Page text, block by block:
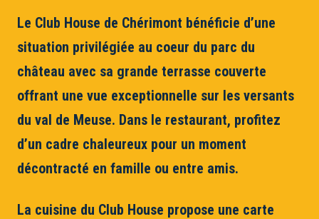
Le Club House de Chérimont bénéficie d’une
situation privilégiée au coeur du parc du
château avec sa grande terrasse couverte
offrant une vue exceptionnelle sur les versants
du val de Meuse. Dans le restaurant, profitez
d’un cadre chaleureux pour un moment
décontracté en famille ou entre amis.
La cuisine du Club House propose une carte